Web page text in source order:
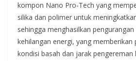
kompon Nano Pro-Tech yang
silika dan polimer untuk
sehingga menghasilkan pengurangan
kehilangan energi, yang
kondisi basah dan jarak pengereman